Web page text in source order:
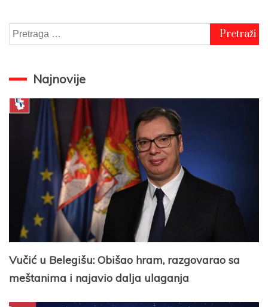
Pretraga
za:
Najnovije
Vučić u Belegišu: Obišao hram, razgovarao sa
meštanima i najavio dalja ulaganja